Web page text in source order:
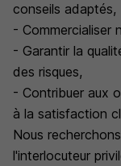
conseils adaptés,
- Commercialiser
- Garantir la
des risques,
- Contribuer aux
à la satisfaction
Nous
l'interlocuteur